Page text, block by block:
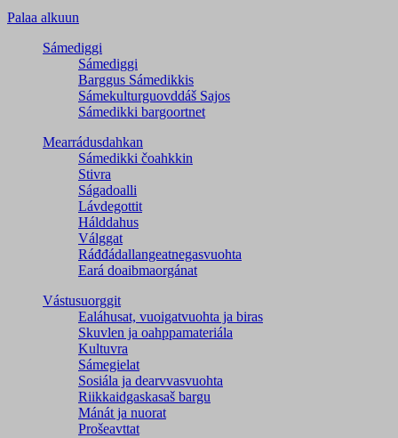
Palaa alkuun
Sámediggi
Sámediggi
Barggus Sámedikkis
Sámekulturguovddáš Sajos
Sámedikki bargoortnet
Mearrádusdahkan
Sámedikki čoahkkin
Stivra
Ságadoalli
Lávdegottit
Hálddahus
Válggat
Ráđđádallangeatnegas­vuohta
Eará doaibmaorgánat
Vástusuorggit
Ealáhusat, vuoigatvuohta ja biras
Skuvlen ja oahppamateriála
Kultuvra
Sámegielat
Sosiála ja dearvvasvuohta
Riikkaidgaskasaš bargu
Mánát ja nuorat
Prošeavttat